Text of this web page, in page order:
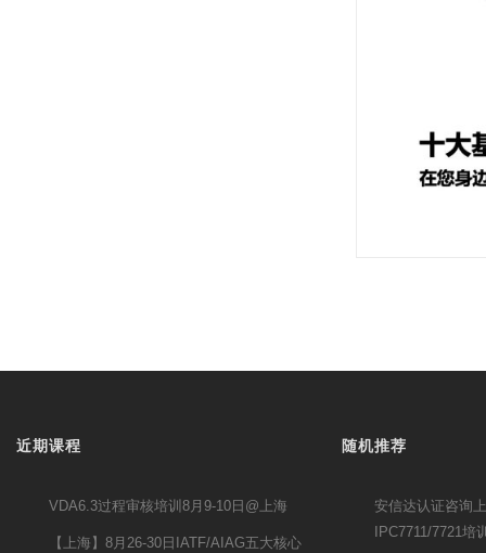
近期课程
VDA6.3过程审核培训8月9-10日@上海
【上海】8月26-30日IATF/AIAG五大核心
随机推荐
安信达认证咨询
IPC7711/7721培